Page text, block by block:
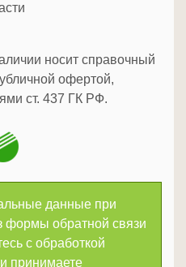
носит справочный
офертой,
ст. 437 ГК РФ.
данные при
формы обратной связи
с обработкой
принимаете